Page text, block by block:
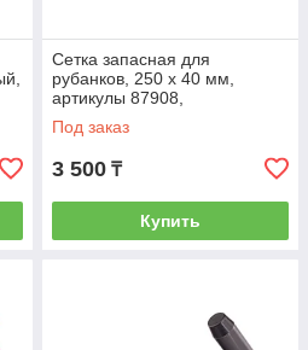
Сетка запасная для
рубанков, 250 х 40 мм,
артикулы 87908,
87914,87912, 87916, 87918
Matrix 879365
Под заказ
3 500 ₸
Купить